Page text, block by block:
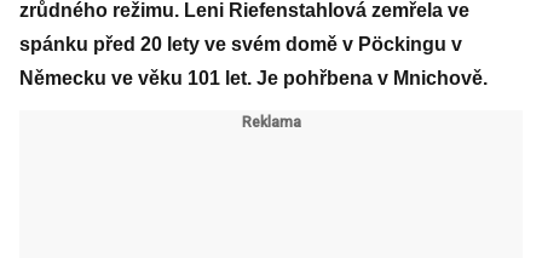
zrůdného režimu. Leni Riefenstahlová zemřela ve
spánku před 20 lety ve svém domě v Pöckingu v
Německu ve věku 101 let. Je pohřbena v Mnichově.